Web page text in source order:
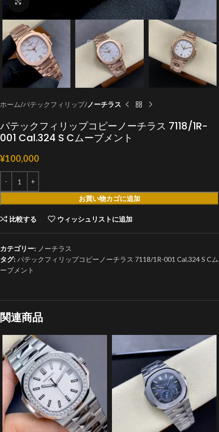
ホーム パテックフィリップ ノーチラス
パテックフィリップコピーノーチラス 7118/1R-
001 Cal.324 S Cムーブメント
¥100,000
お買い物カゴに追加
比較する ウィッシュリストに追加
カテゴリー: ノーチラス
タグ: パテックフィリップコピーノーチラス 7118/1R-001 Cal.324 S Cム
ーブメント
関連商品